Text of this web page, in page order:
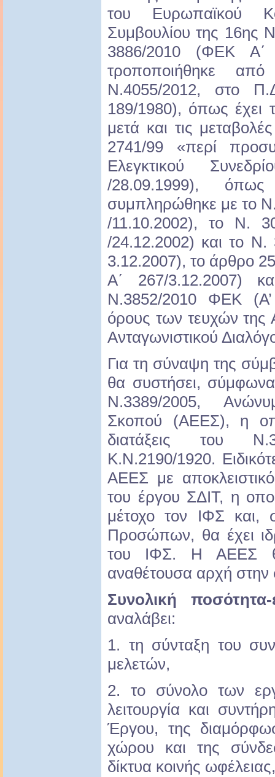
του Ευρωπαϊκού
Συμβουλίου της 16ης
3886/2010 (ΦΕΚ Α΄
τροποποιήθηκε
Ν.4055/2012, στο
189/1980), όπως έχει
μετά και τις
2741/99 «περί
Ελεγκτικού
/28.09.1999), όπως
συμπληρώθηκε με το
/11.10.2002), το Ν.
/24.12.2002) και το
3.12.2007), το άρθρο
Α΄ 267/3.12.2007)
Ν.3852/2010 ΦΕΚ (Α’
όρους των τευχών της
Ανταγωνιστικού
Για τη σύναψη της
θα συστήσει,
Ν.3389/2005,
Σκοπού (ΑΕΕΣ), η
διατάξεις του
Κ.Ν.2190/1920.
ΑΕΕΣ με
του έργου ΣΔΙΤ, η
μέτοχο τον ΙΦΣ
Προσώπων, θα έχει
του ΙΦΣ. Η ΑΕΕΣ
αναθέτουσα αρχή
Συνολική ποσότητα-
αναλάβει:
1. τη σύνταξη του
μελετών,
2. το σύνολο των
λειτουργία και
Έργου, της
χώρου και της
δίκτυα κοινής ωφέλειας,